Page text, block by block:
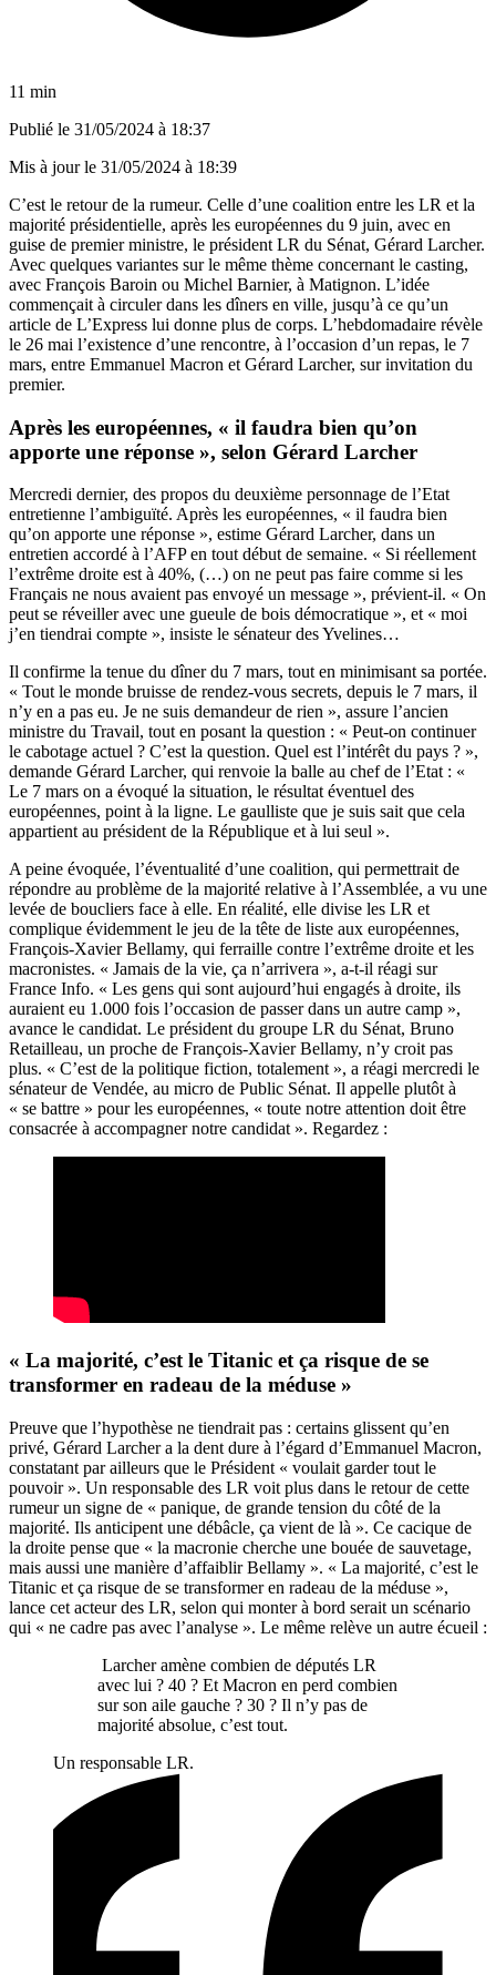
11 min
Publié le 31/05/2024 à 18:37
Mis à jour le 31/05/2024 à 18:39
C’est le retour de la rumeur. Celle d’une coalition entre les LR et la
majorité présidentielle, après les européennes du 9 juin, avec en
guise de premier ministre, le président LR du Sénat, Gérard Larcher.
Avec quelques variantes sur le même thème concernant le casting,
avec François Baroin ou Michel Barnier, à Matignon. L’idée
commençait à circuler dans les dîners en ville, jusqu’à ce qu’un
article de L’Express lui donne plus de corps. L’hebdomadaire révèle
le 26 mai l’existence d’une rencontre, à l’occasion d’un repas, le 7
mars, entre Emmanuel Macron et Gérard Larcher, sur invitation du
premier.
Après les européennes, « il faudra bien qu’on
apporte une réponse », selon Gérard Larcher
Mercredi dernier, des propos du deuxième personnage de l’Etat
entretienne l’ambiguïté. Après les européennes, « il faudra bien
qu’on apporte une réponse », estime Gérard Larcher, dans un
entretien accordé à l’AFP en tout début de semaine. « Si réellement
l’extrême droite est à 40%, (…) on ne peut pas faire comme si les
Français ne nous avaient pas envoyé un message », prévient-il. « On
peut se réveiller avec une gueule de bois démocratique », et « moi
j’en tiendrai compte », insiste le sénateur des Yvelines…
Il confirme la tenue du dîner du 7 mars, tout en minimisant sa portée.
« Tout le monde bruisse de rendez-vous secrets, depuis le 7 mars, il
n’y en a pas eu. Je ne suis demandeur de rien », assure l’ancien
ministre du Travail, tout en posant la question : « Peut-on continuer
le cabotage actuel ? C’est la question. Quel est l’intérêt du pays ? »,
demande Gérard Larcher, qui renvoie la balle au chef de l’Etat : «
Le 7 mars on a évoqué la situation, le résultat éventuel des
européennes, point à la ligne. Le gaulliste que je suis sait que cela
appartient au président de la République et à lui seul ».
A peine évoquée, l’éventualité d’une coalition, qui permettrait de
répondre au problème de la majorité relative à l’Assemblée, a vu une
levée de boucliers face à elle. En réalité, elle divise les LR et
complique évidemment le jeu de la tête de liste aux européennes,
François-Xavier Bellamy, qui ferraille contre l’extrême droite et les
macronistes. « Jamais de la vie, ça n’arrivera », a-t-il réagi sur
France Info. « Les gens qui sont aujourd’hui engagés à droite, ils
auraient eu 1.000 fois l’occasion de passer dans un autre camp »,
avance le candidat. Le président du groupe LR du Sénat, Bruno
Retailleau, un proche de François-Xavier Bellamy, n’y croit pas
plus. « C’est de la politique fiction, totalement », a réagi mercredi le
sénateur de Vendée, au micro de Public Sénat. Il appelle plutôt à
« se battre » pour les européennes, « toute notre attention doit être
consacrée à accompagner notre candidat ». Regardez :
« La majorité, c’est le Titanic et ça risque de se
transformer en radeau de la méduse »
Preuve que l’hypothèse ne tiendrait pas : certains glissent qu’en
privé, Gérard Larcher a la dent dure à l’égard d’Emmanuel Macron,
constatant par ailleurs que le Président « voulait garder tout le
pouvoir ». Un responsable des LR voit plus dans le retour de cette
rumeur un signe de « panique, de grande tension du côté de la
majorité. Ils anticipent une débâcle, ça vient de là ». Ce cacique de
la droite pense que « la macronie cherche une bouée de sauvetage,
mais aussi une manière d’affaiblir Bellamy ». « La majorité, c’est le
Titanic et ça risque de se transformer en radeau de la méduse »,
lance cet acteur des LR, selon qui monter à bord serait un scénario
qui « ne cadre pas avec l’analyse ». Le même relève un autre écueil :
Larcher amène combien de députés LR
avec lui ? 40 ? Et Macron en perd combien
sur son aile gauche ? 30 ? Il n’y pas de
majorité absolue, c’est tout.
Un responsable LR.